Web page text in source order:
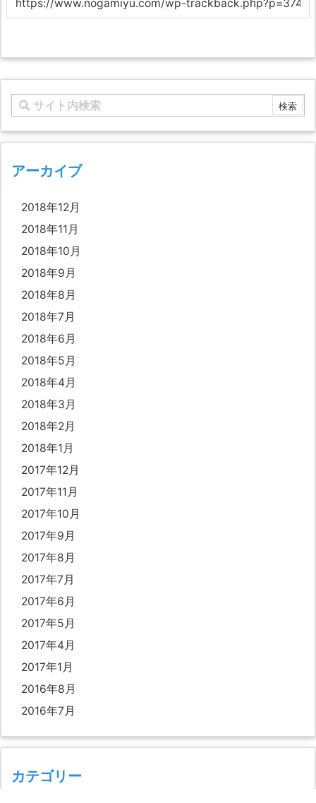
アーカイブ
2018年12月
2018年11月
2018年10月
2018年9月
2018年8月
2018年7月
2018年6月
2018年5月
2018年4月
2018年3月
2018年2月
2018年1月
2017年12月
2017年11月
2017年10月
2017年9月
2017年8月
2017年7月
2017年6月
2017年5月
2017年4月
2017年1月
2016年8月
2016年7月
カテゴリー